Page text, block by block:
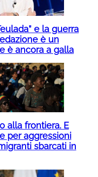
e la guerra
è un
è ancora a galla
alla frontiera. E
per aggressioni
sbarcati in